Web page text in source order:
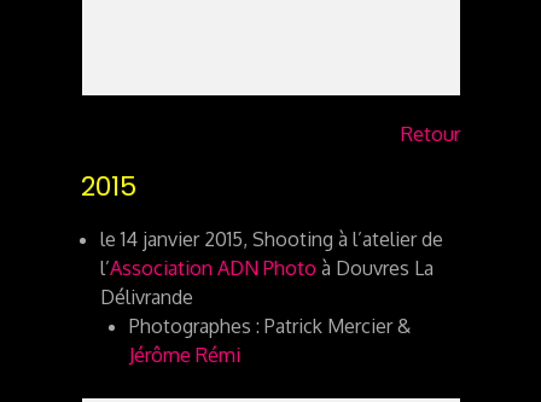
Retour
2015
le 14 janvier 2015, Shooting à l’atelier de
l’Association ADN Photo à Douvres La
Délivrande
Photographes : Patrick Mercier &
Jérôme Rémi